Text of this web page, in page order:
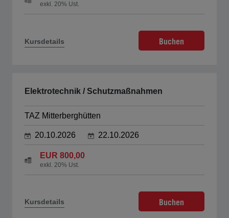
exkl. 20% Ust.
Buchen
Kursdetails
Elektrotechnik / Schutzmaßnahmen
TAZ Mitterberghütten
20.10.2026 22.10.2026
EUR 800,00
exkl. 20% Ust.
Buchen
Kursdetails